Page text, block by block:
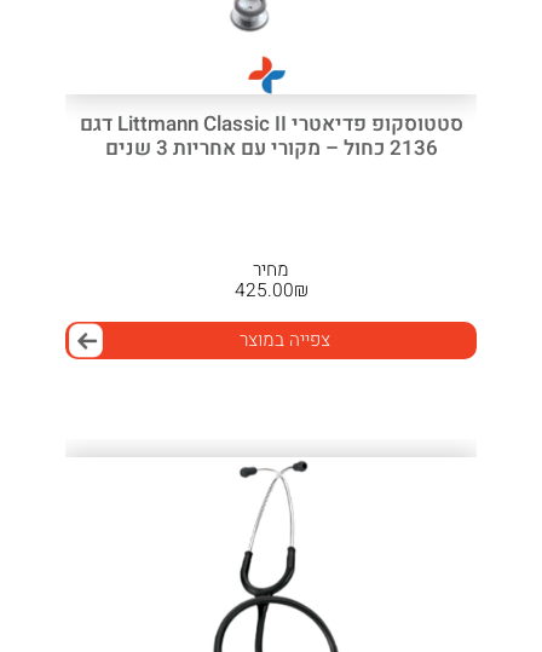
סטטוסקופ פדיאטרי Littmann Classic II דגם
2136 כחול – מקורי עם אחריות 3 שנים
מחיר
₪
425.00
צפייה במוצר